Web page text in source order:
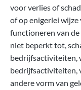
voor verlies of
of op enigerlei
functioneren van
niet beperkt tot,
bedrijfsactiviteiten,
bedrijfsactiviteiten,
andere vorm van